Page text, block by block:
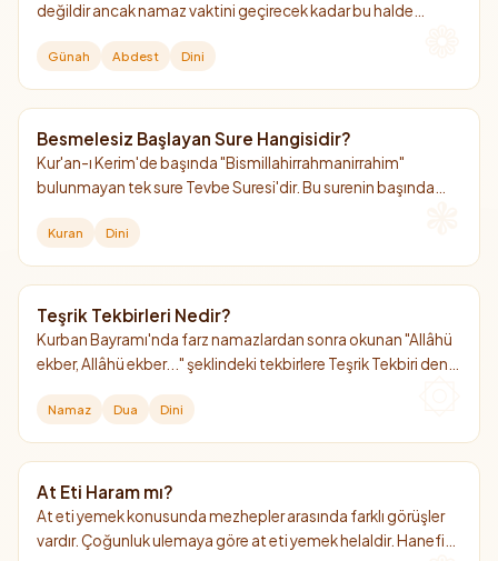
değildir ancak namaz vaktini geçirecek kadar bu halde
Günah Abdest Dini
Besmelesiz Başlayan Sure Hangisidir?
Kur'an-ı Kerim'de başında "Bismillahirrahmanirrahim"
bulunmayan tek sure Tevbe Suresi'dir. Bu surenin başında
bulunmaktadır.
Kuran Dini
Teşrik Tekbirleri Nedir?
Kurban Bayramı'nda farz namazlardan sonra okunan "Allâhü
ekber, Allâhü ekber..." şeklindeki tekbirlere Teşrik Tekbiri denir.
ikindi namazına kadar devam eder.
Namaz Dua Dini
At Eti Haram mı?
At eti yemek konusunda mezhepler arasında farklı görüşler
vardır. Çoğunluk ulemaya göre at eti yemek helaldir. Hanefi